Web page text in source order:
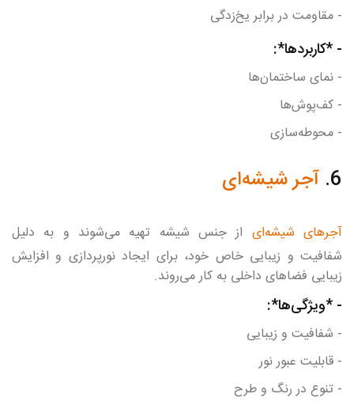
- مقاومت در برابر یخ‌زدگی
- *کاربردها*:
- نمای ساختمان‌ها
- کف‌پوش‌ها
- محوطه‌سازی
6. آجر شیشه‌ای
آجرهای شیشه‌ای از جنس شیشه تهیه می‌شوند و به دلیل
شفافیت و زیبایی خاص خود، برای ایجاد نورپردازی و افزایش
زیبایی فضاهای داخلی به کار می‌روند.
- *ویژگی‌ها*:
- شفافیت و زیبایی
- قابلیت عبور نور
- تنوع در رنگ و طرح